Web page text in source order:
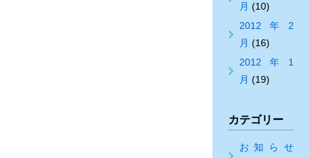
月 (10)
2012年2
月 (16)
2012年1
月 (19)
カテゴリー
お知らせ